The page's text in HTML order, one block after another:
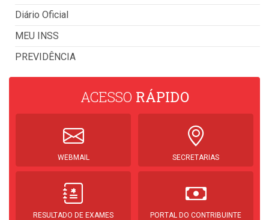
Diário Oficial
MEU INSS
PREVIDÊNCIA
ACESSO RÁPIDO
WEBMAIL SECRETARIAS
RESULTADO DE EXAMES PORTAL DO CONTRIBUINTE